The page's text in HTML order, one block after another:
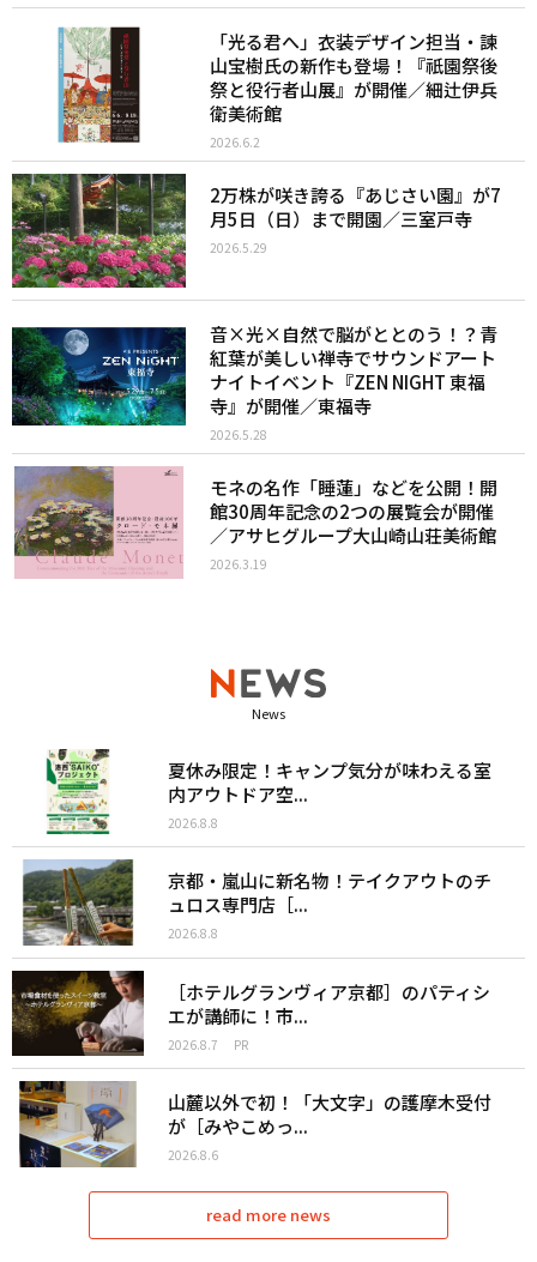
「光る君へ」衣装デザイン担当・諫
山宝樹氏の新作も登場！『祇園祭後
祭と役行者山展』が開催／細辻伊兵
衛美術館
2026.6.2
2万株が咲き誇る『あじさい園』が7
月5日（日）まで開園／三室戸寺
2026.5.29
音×光×自然で脳がととのう！？青
紅葉が美しい禅寺でサウンドアート
ナイトイベント『ZEN NIGHT 東福
寺』が開催／東福寺
2026.5.28
モネの名作「睡蓮」などを公開！開
館30周年記念の2つの展覧会が開催
／アサヒグループ大山崎山荘美術館
2026.3.19
News
夏休み限定！キャンプ気分が味わえる室
内アウトドア空...
2026.8.8
京都・嵐山に新名物！テイクアウトのチ
ュロス専門店［...
2026.8.8
［ホテルグランヴィア京都］のパティシ
エが講師に！市...
2026.8.7 PR
山麓以外で初！「大文字」の護摩木受付
が［みやこめっ...
2026.8.6
read more news